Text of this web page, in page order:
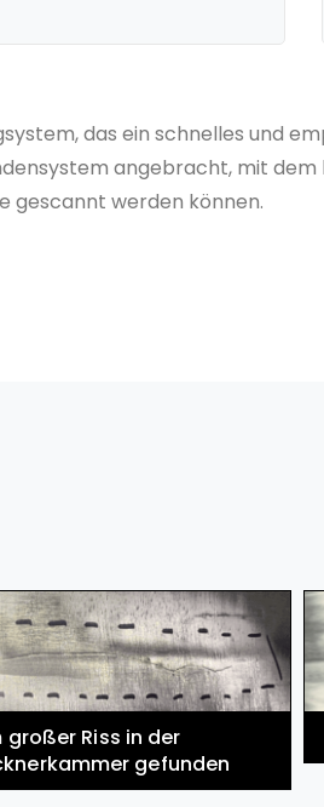
das ein schnelles und
angebracht, mit dem
gescannt werden können.
großer Riss in der
gefunden